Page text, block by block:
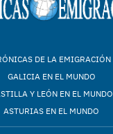
DE LA EMIGRACIÓN
GALICIA EN EL MUNDO
Y LEÓN EN EL MUNDO
ASTURIAS EN EL MUNDO